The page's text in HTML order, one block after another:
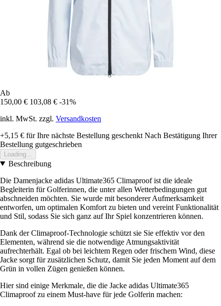
Ab
150,00 € 103,08 € -31%
inkl. MwSt. zzgl. Versandkosten
+5,15 € für Ihre nächste Bestellung geschenkt Nach Bestätigung Ihrer
Bestellung gutgeschrieben
Loading...
Beschreibung
Die Damenjacke adidas Ultimate365 Climaproof ist die ideale
Begleiterin für Golferinnen, die unter allen Wetterbedingungen gut
abschneiden möchten. Sie wurde mit besonderer Aufmerksamkeit
entworfen, um optimalen Komfort zu bieten und vereint Funktionalität
und Stil, sodass Sie sich ganz auf Ihr Spiel konzentrieren können.
Dank der Climaproof-Technologie schützt sie Sie effektiv vor den
Elementen, während sie die notwendige Atmungsaktivität
aufrechterhält. Egal ob bei leichtem Regen oder frischem Wind, diese
Jacke sorgt für zusätzlichen Schutz, damit Sie jeden Moment auf dem
Grün in vollen Zügen genießen können.
Hier sind einige Merkmale, die die Jacke adidas Ultimate365
Climaproof zu einem Must-have für jede Golferin machen: